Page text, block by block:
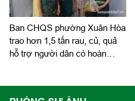
Ban CHQS phường Xuân Hòa
trao hơn 1,5 tấn rau, củ, quả
hỗ trợ người dân có hoàn